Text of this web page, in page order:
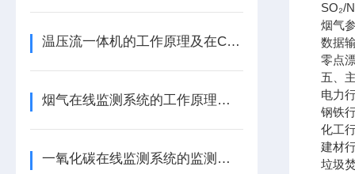
温压流一体机的工作原理及在CEMS中的应用
烟气在线监测系统的工作原理及其应用领域详解
一氧化碳在线监测系统的监测原理（在精度、抗干扰能力、量程）有哪些差异？
SO₂/
烟气
数据
零点
五、
电力
钢铁
化工
建材
垃圾